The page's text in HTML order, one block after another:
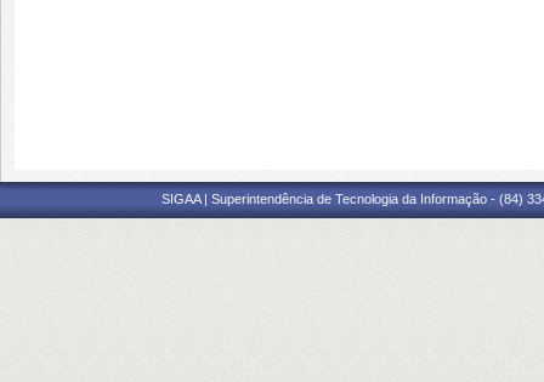
SIGAA | Superintendência de Tecnologia da Informação - (84)